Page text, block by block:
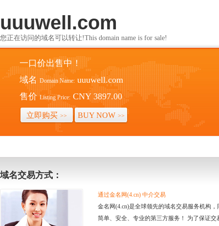
uuuwell.com
您正在访问的域名可以转让!This domain name is for sale!
一口价出售中！
域名 Domain Name: uuuwell.com
售价 Listing Price: CNY 3897.00
立即购买 >> BUY NOW >>
域名交易方式：
通过金名网(4.cn) 中介交易
金名网(4.cn)是全球领先的域名交易服务机构
简单、安全、专业的第三方服务！ 为了保证